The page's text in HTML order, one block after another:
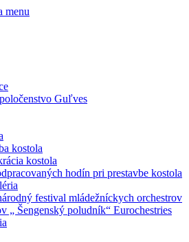
menu
Guľves
kostola
kostola
hodín pri prestavbe kostola
festival mládežníckych orchestrov
„ Šengenský poludník“ Eurochestries